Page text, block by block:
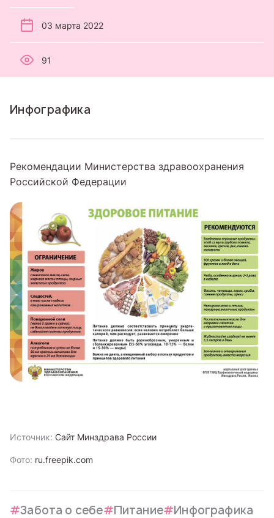
03 марта 2022
91
Инфографика
Рекомендации Министерства здравоохранения
Российской Федерации
Источник: Сайт Минздрава России
Фото: ru.freepik.com
Забота о себе Питание Инфографика